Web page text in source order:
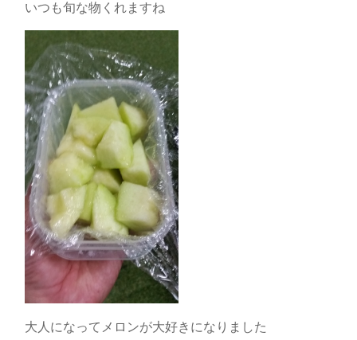
いつも旬な物くれますね
大人になってメロンが大好きになりました